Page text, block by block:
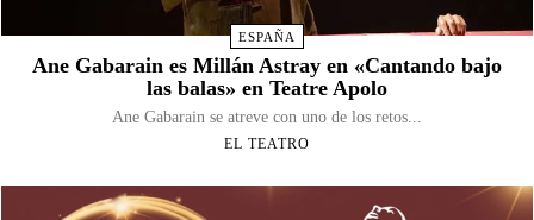
ESPAÑA
Ane Gabarain es Millán Astray en «Cantando bajo
las balas» en Teatre Apolo
Ane Gabarain se atreve con uno de los retos...
EL TEATRO